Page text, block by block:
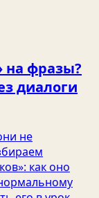
на фразы?
диалоги
не
как оно